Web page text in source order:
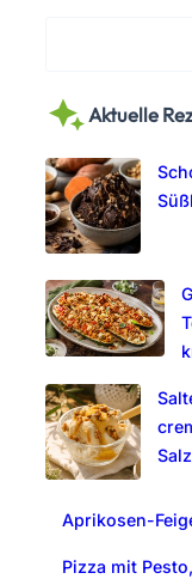
r
h
Aktuelle
Aprikosen-
Pizza mit